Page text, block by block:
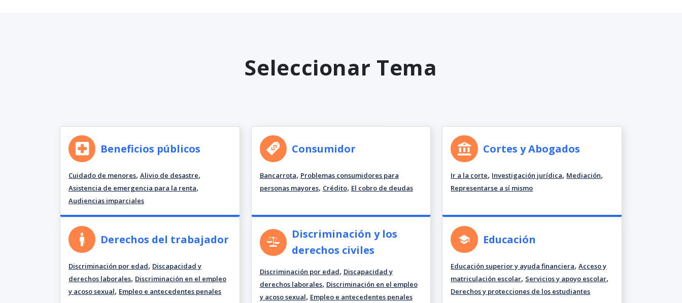
Seleccionar Tema
Beneficios públicos
Cuidado de menores, Alivio de desastre,
Asistencia de emergencia para la renta,
Audiencias imparciales
Consumidor
Bancarrota, Problemas consumidores para
personas mayores, Crédito, El cobro de deudas
Cortes y Abogados
Ir a la corte, Investigación jurídica, Mediación,
Representarse a sí mismo
Derechos del trabajador
Discriminación por edad, Discapacidad y
derechos laborales, Discriminación en el empleo
y acoso sexual, Empleo e antecedentes penales
Discriminación y los
derechos civiles
Discriminación por edad, Discapacidad y
derechos laborales, Discriminación en el empleo
y acoso sexual, Empleo e antecedentes penales
Educación
Educación superior y ayuda financiera,Acceso y
matriculación escolar, Servicios y apoyo escolar,
Derechos y protecciones de los estudiantes